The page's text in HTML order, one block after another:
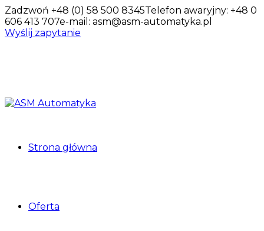
Zadzwoń +48 (0) 58 500 8345Telefon awaryjny: +48 0
606 413 707e-mail: asm@asm-automatyka.pl
Wyślij zapytanie
Strona główna
Oferta